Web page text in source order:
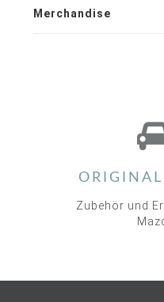
Merchandise
Zubehör und